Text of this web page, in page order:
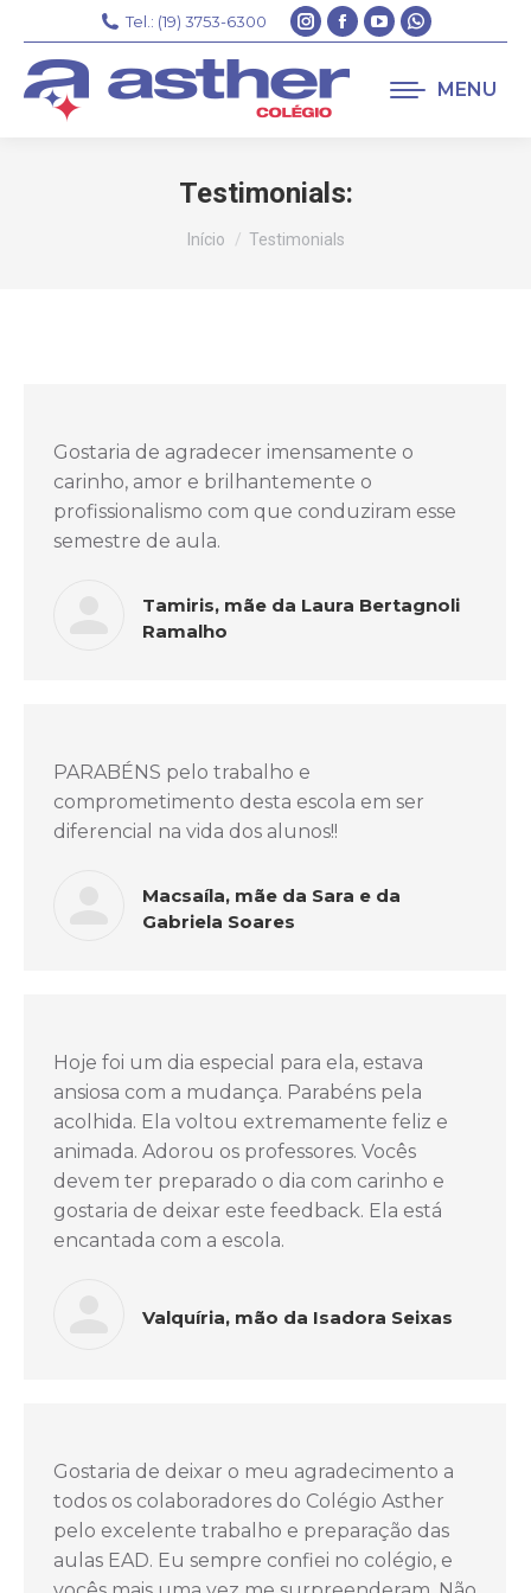
Tel.: (19) 3753-6300
Instagram
page
opens
in
Facebook
page
opens
YouTube
page
opens
Whatsapp
page
opens
MENU
Testimonials:
Você está aqui:
Início Testimonials
Gostaria de agradecer imensamente o
carinho, amor e brilhantemente o
profissionalismo com que conduziram esse
semestre de aula.
Tamiris, mãe da Laura Bertagnoli
Ramalho
PARABÉNS pelo trabalho e
comprometimento desta escola em ser
diferencial na vida dos alunos!!
Macsaíla, mãe da Sara e da
Gabriela Soares
Hoje foi um dia especial para ela, estava
ansiosa com a mudança. Parabéns pela
acolhida. Ela voltou extremamente feliz e
animada. Adorou os professores. Vocês
devem ter preparado o dia com carinho e
gostaria de deixar este feedback. Ela está
encantada com a escola.
Valquíria, mão da Isadora Seixas
Gostaria de deixar o meu agradecimento a
todos os colaboradores do Colégio Asther
pelo excelente trabalho e preparação das
aulas EAD. Eu sempre confiei no colégio, e